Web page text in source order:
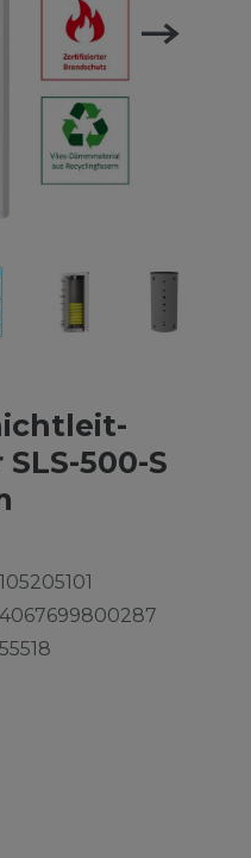
500-S
105205101
4067699800287
55518